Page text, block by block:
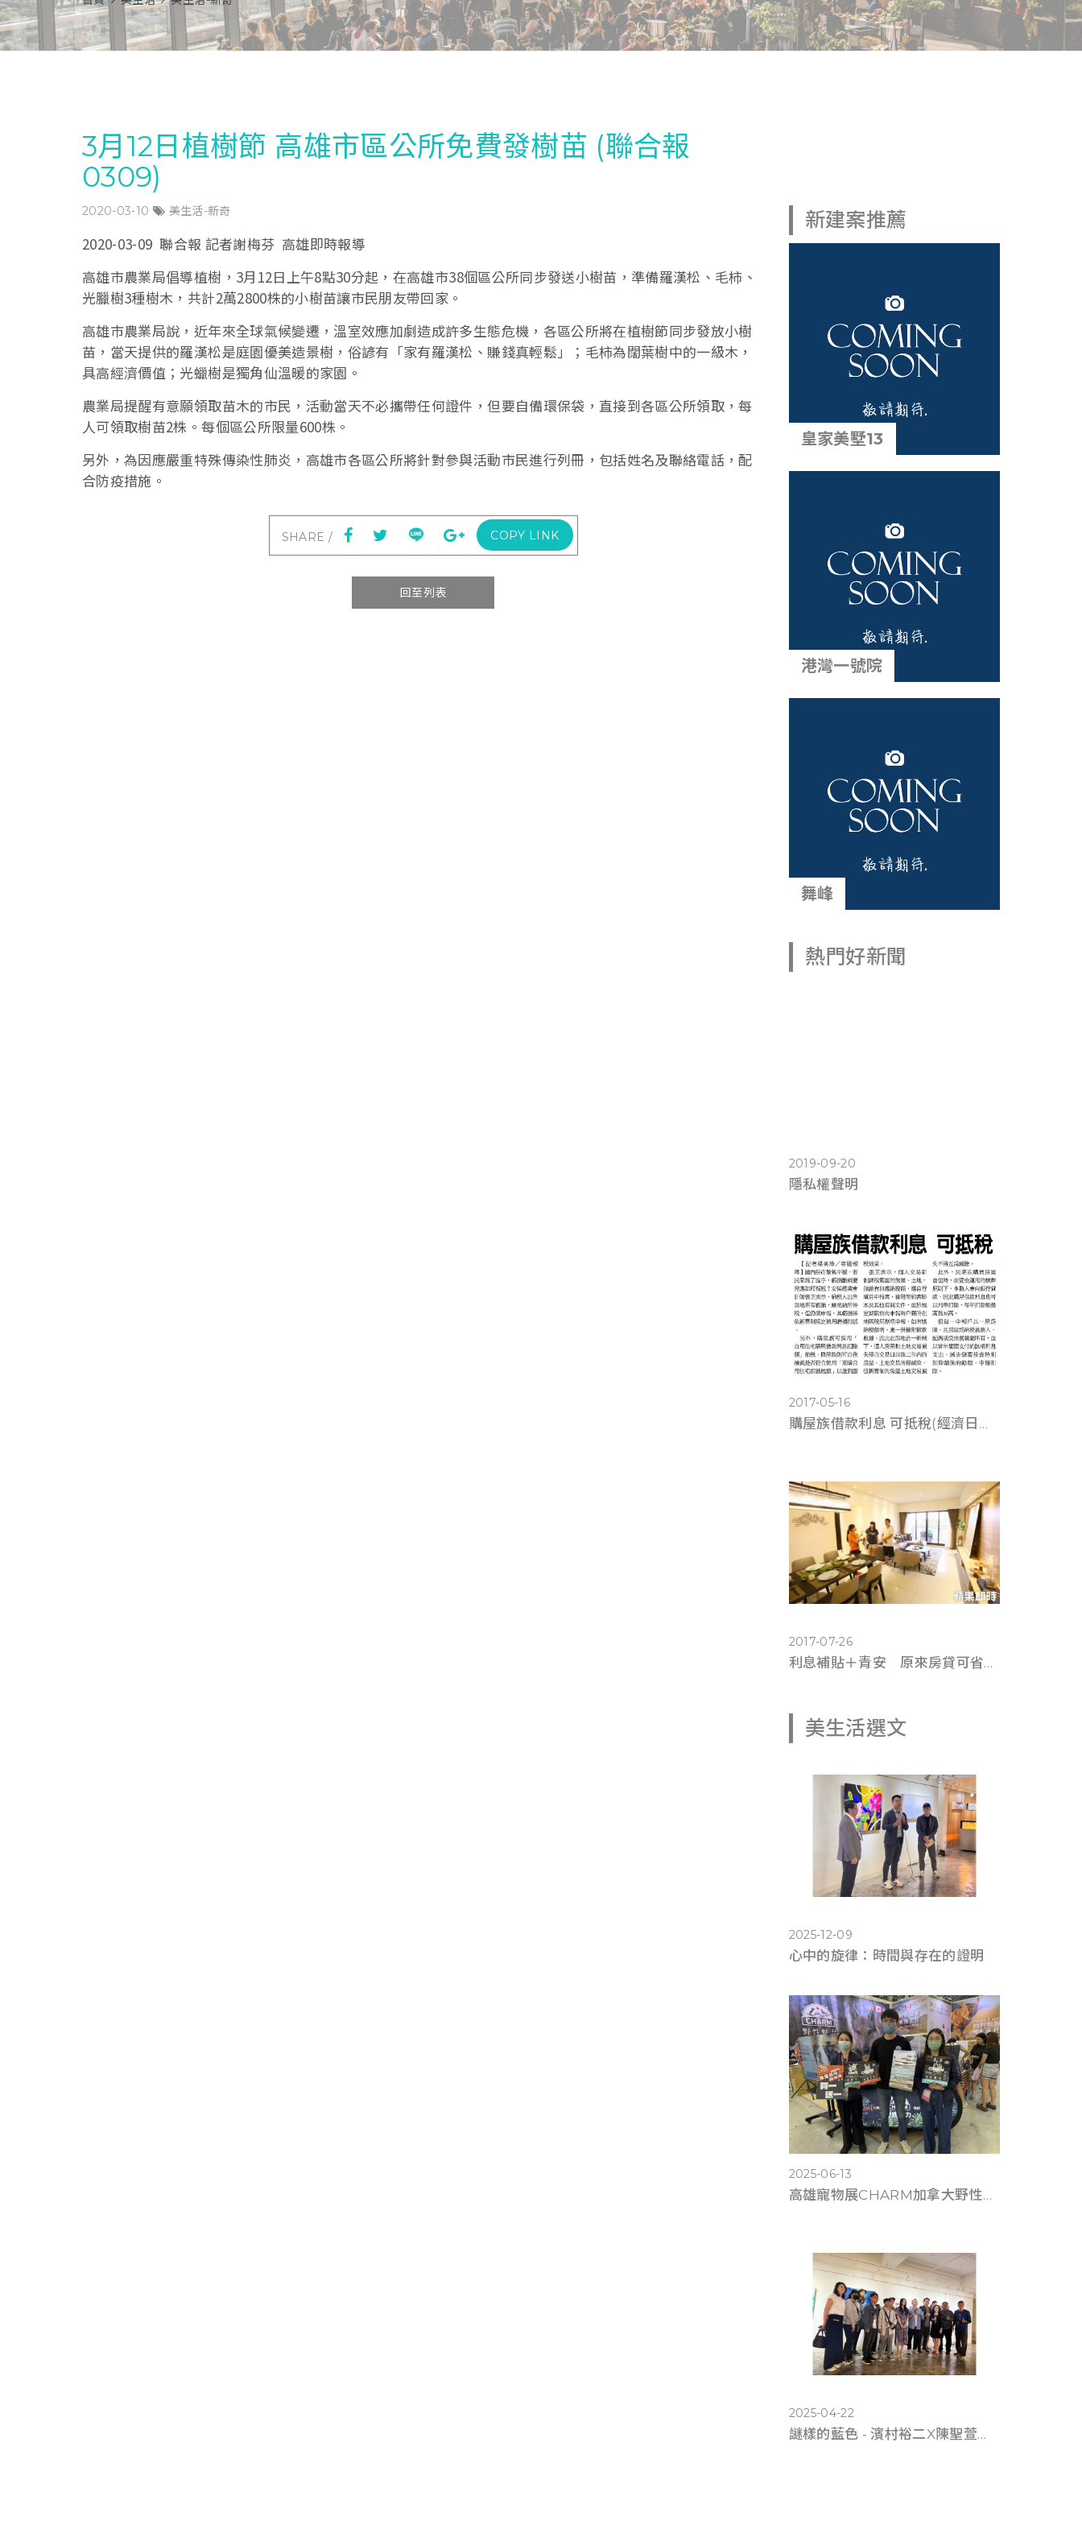
3月12日植樹節 高雄市區公所免費發樹苗 (聯合報
0309)
2020-03-10 美生活-新奇
2020-03-09 聯合報 記者謝梅芬 高雄即時報導
高雄市農業局倡導植樹，3月12日上午8點30分起，在高雄市38個區公所同步發送小樹苗，準備羅漢松、毛柿、
光臘樹3種樹木，共計2萬2800株的小樹苗讓市民朋友帶回家。
高雄市農業局說，近年來全球氣候變遷，溫室效應加劇造成許多生態危機，各區公所將在植樹節同步發放小樹
苗，當天提供的羅漢松是庭園優美造景樹，俗諺有「家有羅漢松、賺錢真輕鬆」；毛柿為闊葉樹中的一級木，
具高經濟價值；光蠟樹是獨角仙溫暖的家園。
農業局提醒有意願領取苗木的市民，活動當天不必攜帶任何證件，但要自備環保袋，直接到各區公所領取，每
人可領取樹苗2株。每個區公所限量600株。
另外，為因應嚴重特殊傳染性肺炎，高雄市各區公所將針對參與活動市民進行列冊，包括姓名及聯絡電話，配
合防疫措施。
COPY LINK
回至列表
新建案推薦
皇家美墅13
港灣一號院
舞峰
熱門好新聞
2019-09-20
隱私權聲明
2017-05-16
購屋族借款利息 可抵稅(經濟日報0516)
2017-07-26
利息補貼＋青安 原來房貸可省這麼多錢(蘋果即時0725)
美生活選文
2025-12-09
心中的旋律：時間與存在的證明
2025-06-13
高雄寵物展CHARM加拿大野性魅力滿6千送遊艇體驗
2025-04-22
謎樣的藍色 - 濱村裕二X陳聖萱《雙人展》